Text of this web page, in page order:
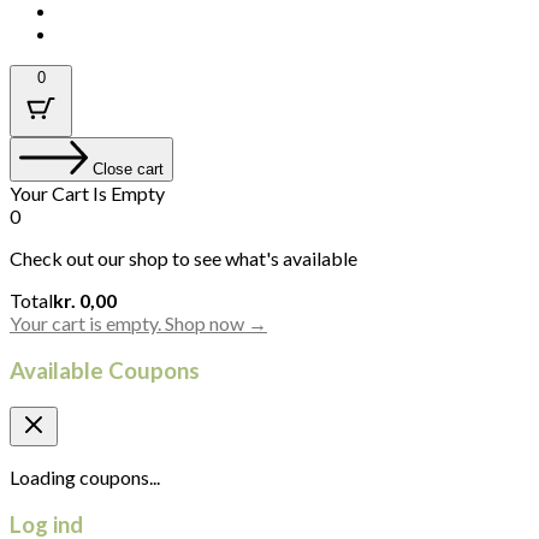
0
Close cart
Your Cart Is Empty
0
Check out our shop to see what's available
Cart
Total:
Totalkr. 0,00
Your cart is empty. Shop now →
Available Coupons
Loading coupons...
Log ind